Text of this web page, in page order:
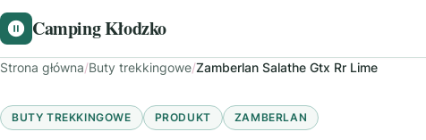
Camping Kłodzko
Strona główna/Buty trekkingowe/Zamberlan Salathe Gtx Rr Lime
BUTY TREKKINGOWE PRODUKT ZAMBERLAN